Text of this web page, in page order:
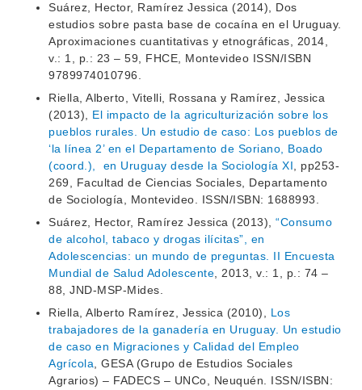
Suárez, Hector, Ramírez Jessica (2014), Dos
estudios sobre pasta base de cocaína en el Uruguay.
Aproximaciones cuantitativas y etnográficas, 2014,
v.: 1, p.: 23 – 59, FHCE, Montevideo ISSN/ISBN
9789974010796.
Riella, Alberto, Vitelli, Rossana y Ramírez, Jessica
(2013), El impacto de la agriculturización sobre los
pueblos rurales. Un estudio de caso: Los pueblos de
‘la línea 2’ en el Departamento de Soriano, Boado
(coord.), en Uruguay desde la Sociología XI, pp253-
269, Facultad de Ciencias Sociales, Departamento
de Sociología, Montevideo. ISSN/ISBN: 1688993.
Suárez, Hector, Ramírez Jessica (2013), “Consumo
de alcohol, tabaco y drogas ilícitas”, en
Adolescencias: un mundo de preguntas. II Encuesta
Mundial de Salud Adolescente, 2013, v.: 1, p.: 74 –
88, JND-MSP-Mides.
Riella, Alberto Ramírez, Jessica (2010), Los
trabajadores de la ganadería en Uruguay. Un estudio
de caso en Migraciones y Calidad del Empleo
Agrícola, GESA (Grupo de Estudios Sociales
Agrarios) – FADECS – UNCo, Neuquén. ISSN/ISBN: